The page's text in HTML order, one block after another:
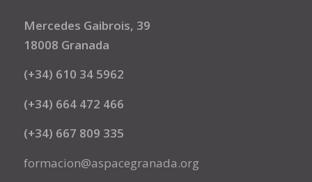
Mercedes Gaibrois, 39
18008 Granada
(+34) 610 34 5962
(+34) 664 472 466
(+34) 667 809 335
formacion@aspacegranada.org